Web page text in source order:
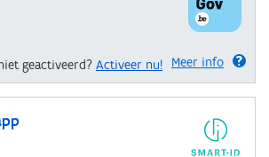
Meer info
geactiveerd? Activeer nu!